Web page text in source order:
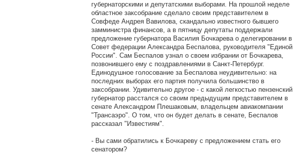
губернаторскими и депутатскими выборами. На прошлой неделе
областное заксобрание сделало своим представителем в
Совфеде Андрея Вавилова, скандально известного бывшего
замминистра финансов, а в пятницу депутаты поддержали
предложение губернатора Василия Бочкарева о делегировании в
Совет федерации Александра Беспалова, руководителя "Единой
России". Сам Беспалов узнал о своем избрании от Бочкарева,
позвонившего ему с поздравлениями в Санкт-Петербург.
Единодушное голосование за Беспалова неудивительно: на
последних выборах его партия получила большинство в
заксобрании. Удивительно другое - с какой легкостью пензенский
губернатор расстался со своим предыдущим представителем в
сенате Александром Плешаковым, владельцем авиакомпании
"Трансаэро". О том, что он будет делать в сенате, Беспалов
рассказал "Известиям".
- Вы сами обратились к Бочкареву с предложением стать его
сенатором?